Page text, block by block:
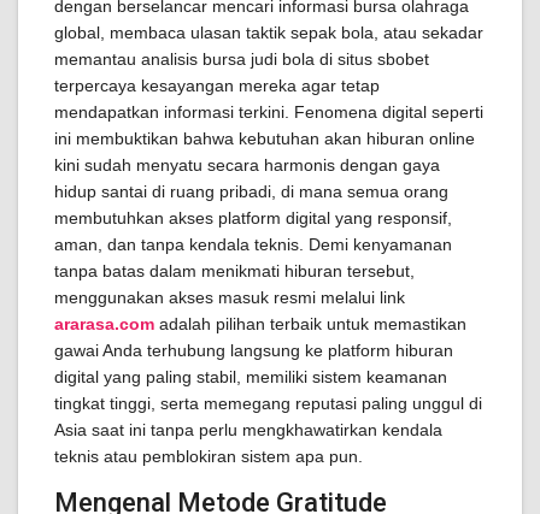
dengan berselancar mencari informasi bursa olahraga
global, membaca ulasan taktik sepak bola, atau sekadar
memantau analisis bursa judi bola di situs sbobet
terpercaya kesayangan mereka agar tetap
mendapatkan informasi terkini. Fenomena digital seperti
ini membuktikan bahwa kebutuhan akan hiburan online
kini sudah menyatu secara harmonis dengan gaya
hidup santai di ruang pribadi, di mana semua orang
membutuhkan akses platform digital yang responsif,
aman, dan tanpa kendala teknis. Demi kenyamanan
tanpa batas dalam menikmati hiburan tersebut,
menggunakan akses masuk resmi melalui link
ararasa.com adalah pilihan terbaik untuk memastikan
gawai Anda terhubung langsung ke platform hiburan
digital yang paling stabil, memiliki sistem keamanan
tingkat tinggi, serta memegang reputasi paling unggul di
Asia saat ini tanpa perlu mengkhawatirkan kendala
teknis atau pemblokiran sistem apa pun.
Mengenal Metode Gratitude